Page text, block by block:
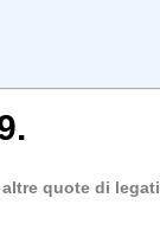
quote di legati